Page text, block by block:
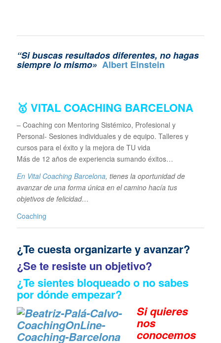
“Si buscas resultados diferentes, no hagas
siempre lo mismo» Albert Einstein
🥇 VITAL COACHING BARCELONA
– Coaching con Mentoring Sistémico, Profesional y
Personal- Sesiones individuales y de equipo. Talleres y
cursos para el éxito y la mejora de TU vida
Más de 12 años de experiencia sumando éxitos…
En Vital Coaching Barcelona, tienes la oportunidad de
avanzar de una forma única en el camino hacía tus
objetivos de felicidad…
Coaching
¿Te cuesta organizarte y avanzar?
¿Se te resiste un objetivo?
¿Te sientes bloqueado o no sabes
por dónde empezar?
Si quieres
nos
conocemos